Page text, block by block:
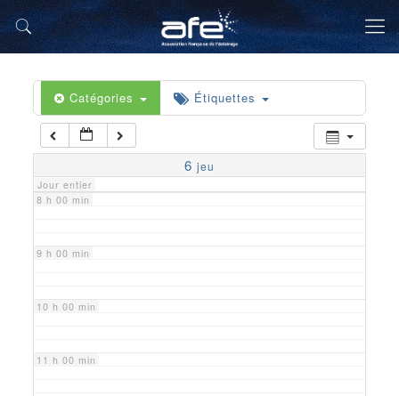
Catégories Étiquettes
6 jeu
Jour entier
5 h 00 min
6 h 00 min
7 h 00 min
8 h 00 min
9 h 00 min
10 h 00 min
11 h 00 min